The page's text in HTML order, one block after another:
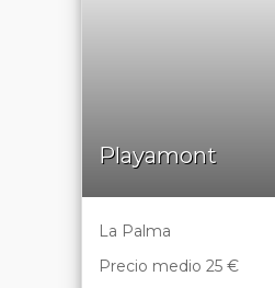
Playamont
La Palma
Precio medio 25 €